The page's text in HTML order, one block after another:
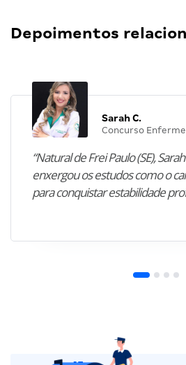
Depoimentos
Sarah C.
Concurso
“Natural de Frei Paulo (SE),
enxergou os estudos como o
para conquistar estabilidade